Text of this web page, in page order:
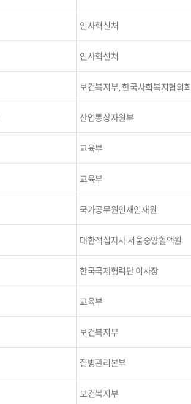
인사혁신처
인사혁신처
보건복지부, 한국사회복지협의회
산업통상자원부
교육부
교육부
국가공무원인재인재원
대한적십자사 서울중앙혈액원
한국국제협력단 이사장
교육부
보건복지부
질병관리본부
보건복지부